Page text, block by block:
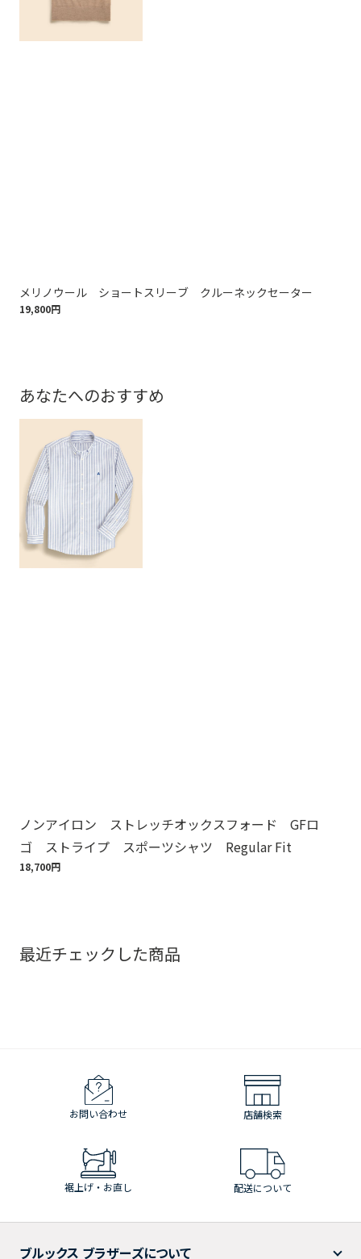
メリノウール ショートスリーブ クルーネックセーター
19,800円
あなたへのおすすめ
ノンアイロン ストレッチオックスフォード GFロ
ゴ ストライプ スポーツシャツ Regular Fit
18,700円
最近チェックした商品
お問い合わせ 店舗検索
裾上げ・お直し 配送について
ブルックス ブラザーズについて